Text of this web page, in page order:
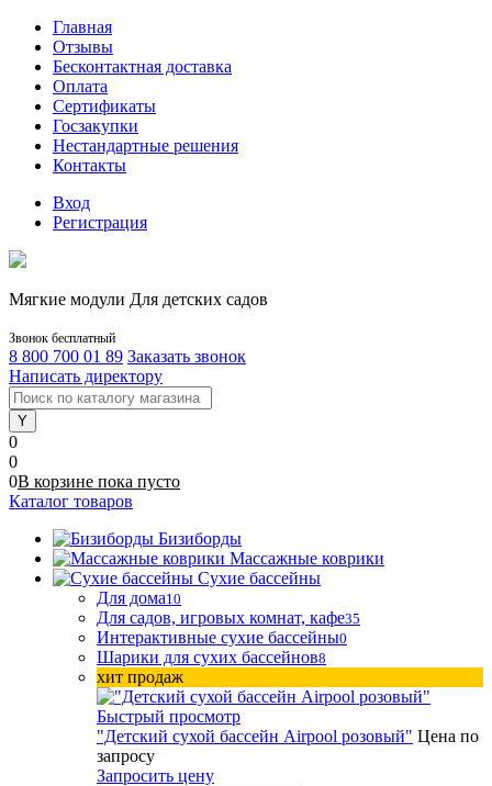
Главная
Отзывы
Бесконтактная доставка
Оплата
Сертификаты
Госзакупки
Нестандартные решения
Контакты
Вход
Регистрация
Мягкие модули Для детских садов
Звонок бесплатный
8 800 700 01 89 Заказать звонок
Написать директору
0
0
0В корзине пока пусто
Каталог товаров
Бизиборды
Массажные коврики
Сухие бассейны
Для дома10
Для садов, игровых комнат, кафе35
Интерактивные сухие бассейны0
Шарики для сухих бассейнов8
хит продаж
Быстрый просмотр
"Детский сухой бассейн Airpool розовый" Цена по
запросу
Запросить цену